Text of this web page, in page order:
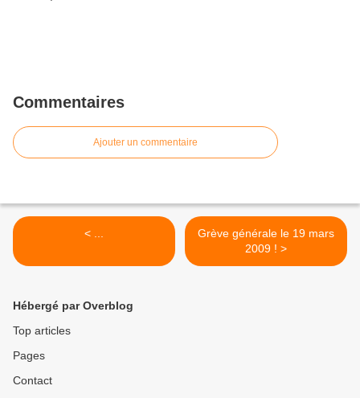
Commentaires
Ajouter un commentaire
Grève générale le 19 mars
2009 ! >
Hébergé par Overblog
Top articles
Pages
Contact